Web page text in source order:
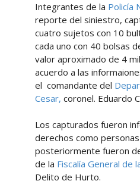
Integrantes de la Policía
reporte del siniestro,
cuatro sujetos con 10
cada uno con 40 bolsas
valor aproximado de 4
acuerdo a las
el comandante del
Cesar, coronel. Eduardo
Los capturados fueron
derechos como
posteriormente fueron
de la Fiscalía General de
Delito de Hurto.